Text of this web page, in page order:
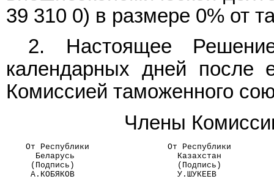
39 310 0) в размере 0% от
2. Настоящее
календарных дней после
Комиссией таможенного
Члены
От Республики                От Республики
Беларусь                     Казахстан
(Подпись)                     (Подпись)
А.КОБЯКОВ                     У.ШУКЕЕВ